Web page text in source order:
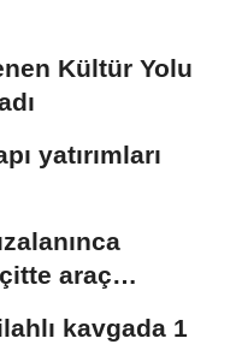
Kültür Yolu
yatırımları
araç
kavgada 1